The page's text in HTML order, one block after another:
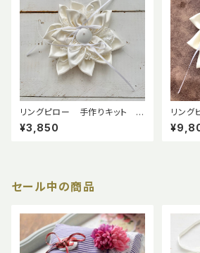
リングピロー 手作りキット ク
リスタルフラワー 布花 ドレス
サテン
¥3,850
リン
タルフ
ン
セール中の商品